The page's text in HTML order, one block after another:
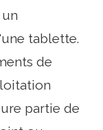
tablette.
de
partie de